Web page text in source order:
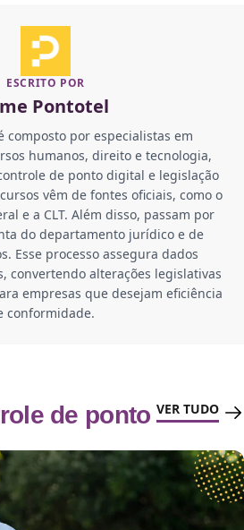
ESCRITO POR
Pontotel
composto por especialistas em
humanos, direito e tecnologia,
de ponto digital e legislação
vêm de fontes oficiais, como o
e a CLT. Além disso, passam por
do departamento jurídico e de
Esse processo assegura dados
convertendo alterações legislativas
empresas que desejam eficiência
conformidade.
de ponto VER TUDO